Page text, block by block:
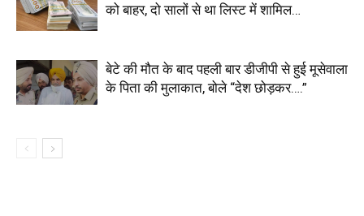
को बाहर, दो सालों से था लिस्ट में शामिल…
बेटे की मौत के बाद पहली बार डीजीपी से हुई मूसेवाला
के पिता की मुलाकात, बोले “देश छोड़कर….”